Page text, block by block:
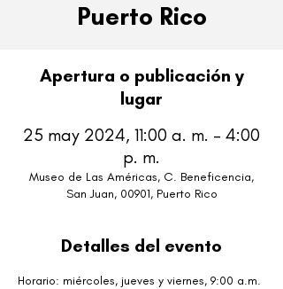
Puerto Rico
Apertura o publicación y
lugar
25 may 2024, 11:00 a. m. – 4:00
p. m.
Museo de Las Américas, C. Beneficencia,
San Juan, 00901, Puerto Rico
Detalles del evento
Horario: miércoles, jueves y viernes, 9:00 a.m.